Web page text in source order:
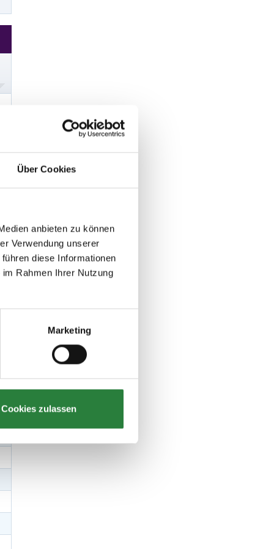
Über Cookies
anbieten zu können
Verwendung unserer
diese Informationen
Rahmen Ihrer Nutzung
Marketing
Cookies zulassen